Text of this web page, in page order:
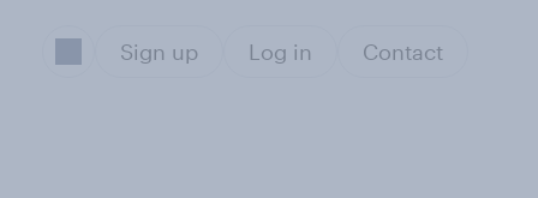
Sign up Log in Contact